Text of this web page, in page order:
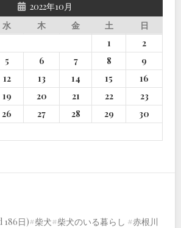
2022年10月
水 木 金 土
日
1
2
5 6 7 8
9
12 13 14 15
16
19 20 21 22
23
26 27 28 29
30
186日)#柴犬#柴犬のいる暮らし #赤根川